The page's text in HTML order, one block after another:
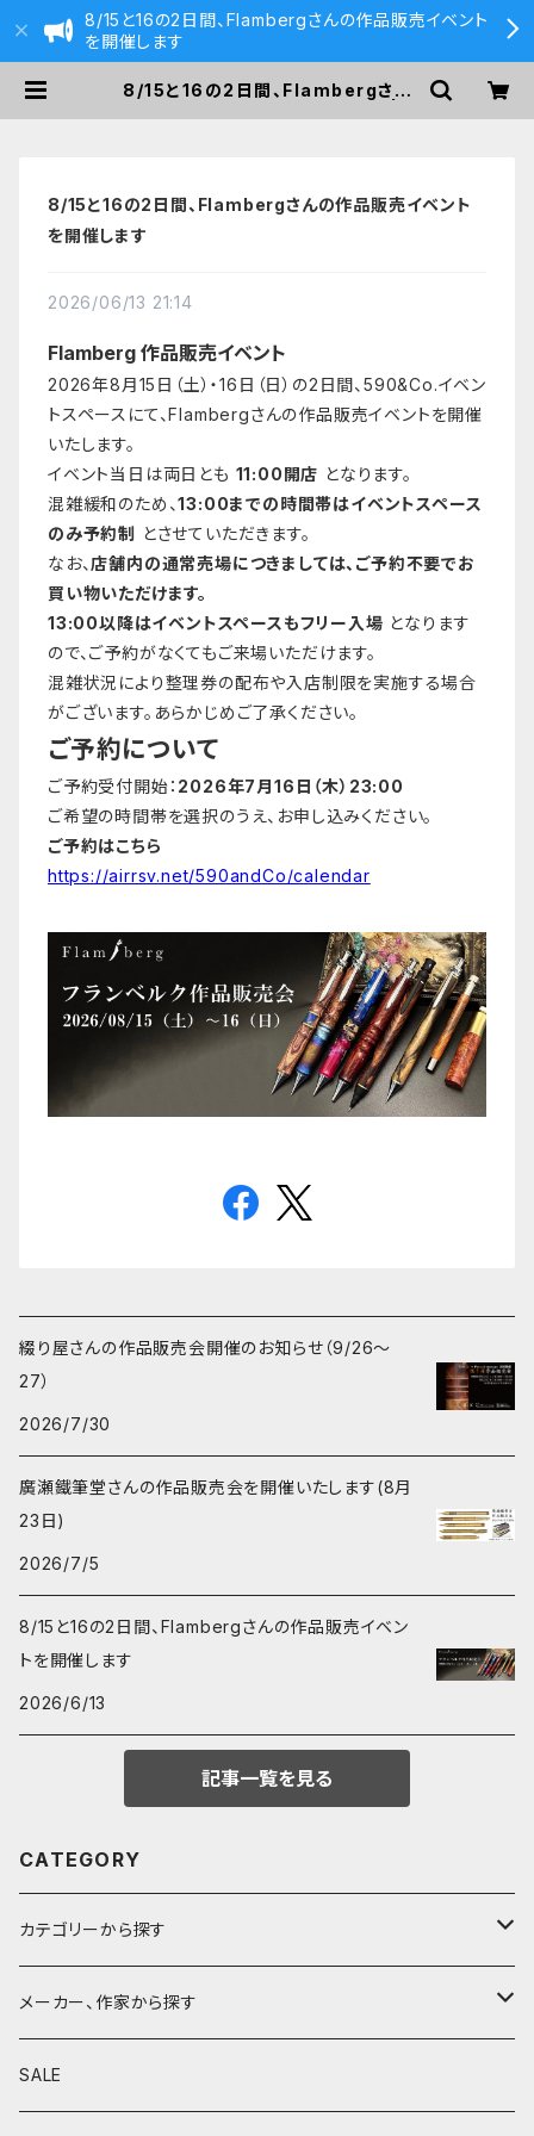
8/15と16の2日間、Flambergさんの作品販売イベント
を開催します
8/15と16の2日間、Flambergさん
8/15と16の2日間、Flambergさんの作品販売イベント
を開催します
2026/06/13 21:14
Flamberg 作品販売イベント
2026年8月15日（土）・16日（日）の2日間、590&Co.イベン
トスペースにて、Flambergさんの作品販売イベントを開催
いたします。
イベント当日は両日とも 11:00開店 となります。
混雑緩和のため、13:00までの時間帯はイベントスペース
のみ予約制 とさせていただきます。
なお、店舗内の通常売場につきましては、ご予約不要でお
買い物いただけます。
13:00以降はイベントスペースもフリー入場 となります
ので、ご予約がなくてもご来場いただけます。
混雑状況により整理券の配布や入店制限を実施する場合
がございます。あらかじめご了承ください。
ご予約について
ご予約受付開始： 2026年7月16日（木）23:00
ご希望の時間帯を選択のうえ、お申し込みください。
ご予約はこちら
https://airrsv.net/590andCo/calendar
綴り屋さんの作品販売会開催のお知らせ（9/26〜
27）
2026/7/30
廣瀬鐵筆堂さんの作品販売会を開催いたします(8月
23日)
2026/7/5
8/15と16の2日間、Flambergさんの作品販売イベン
トを開催します
2026/6/13
記事一覧を見る
CATEGORY
カテゴリーから探す
鉛筆
鉛筆補助軸
メーカー、作家から探す
590&Co.
SALE